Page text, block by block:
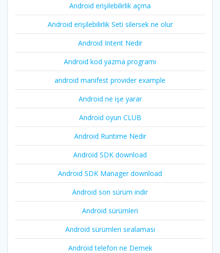
Android erişilebilirlik açma
Android erişilebilirlik Seti silersek ne olur
Android Intent Nedir
Android kod yazma programı
android manifest provider example
Android ne işe yarar
Android oyun CLUB
Android Runtime Nedir
Android SDK download
Android SDK Manager download
Android son sürüm indir
Android sürümleri
Android sürümleri sıralaması
Android telefon ne Demek